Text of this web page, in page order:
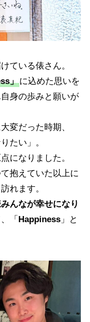
ている俵さん。
」に込めた思いを
身の歩みと願いが
変だった時期、
たい」。
になりました。
抱えていた以上に
れます。
んなが幸せになり
「 Happiness」と